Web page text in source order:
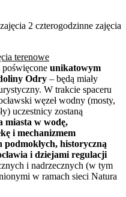
2 czterogodzinne zajęcia
terenowe
unikatowym
Odry – będą miały
W trakcie spaceru
węzeł wodny (mosty,
uczestnicy zostaną
miasta w wodę,
i mechanizmem
podmokłych, historyczną
i dziejami regulacji
i nadrzecznych (w tym
w ramach sieci Natura